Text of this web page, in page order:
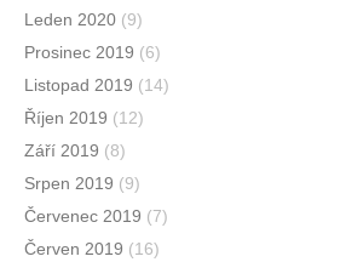
Leden 2020 (9)
Prosinec 2019 (6)
Listopad 2019 (14)
Říjen 2019 (12)
Září 2019 (8)
Srpen 2019 (9)
Červenec 2019 (7)
Červen 2019 (16)